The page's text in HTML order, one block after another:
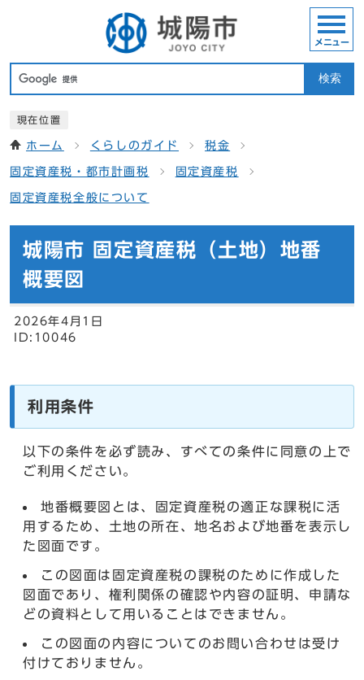
検索
メニュー
現在位置
ホーム くらしのガイド 税金
固定資産税・都市計画税 固定資産税
固定資産税全般について
城陽市 固定資産税（土地）地番
概要図
2026年4月1日
ID:10046
利用条件
以下の条件を必ず読み、すべての条件に同意の上で
ご利用ください。
地番概要図とは、固定資産税の適正な課税に活
用するため、土地の所在、地名および地番を表示し
た図面です。
この図面は固定資産税の課税のために作成した
図面であり、権利関係の確認や内容の証明、申請な
どの資料として用いることはできません。
この図面の内容についてのお問い合わせは受け
付けておりません。